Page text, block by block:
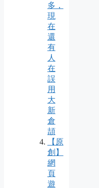
多，
現
在
還
有
人
在
誤
用
大
新
倉
頡
【原
創】
網
頁
遊